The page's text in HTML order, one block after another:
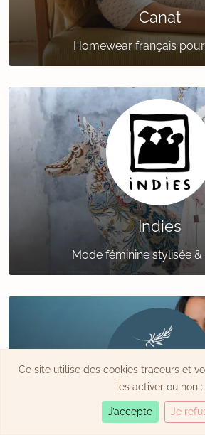
Canat
Homewear français
Indies
Mode féminine stylisée
Ce site utilise des cookies traceurs et
les activer ou non :
J’accepte Je